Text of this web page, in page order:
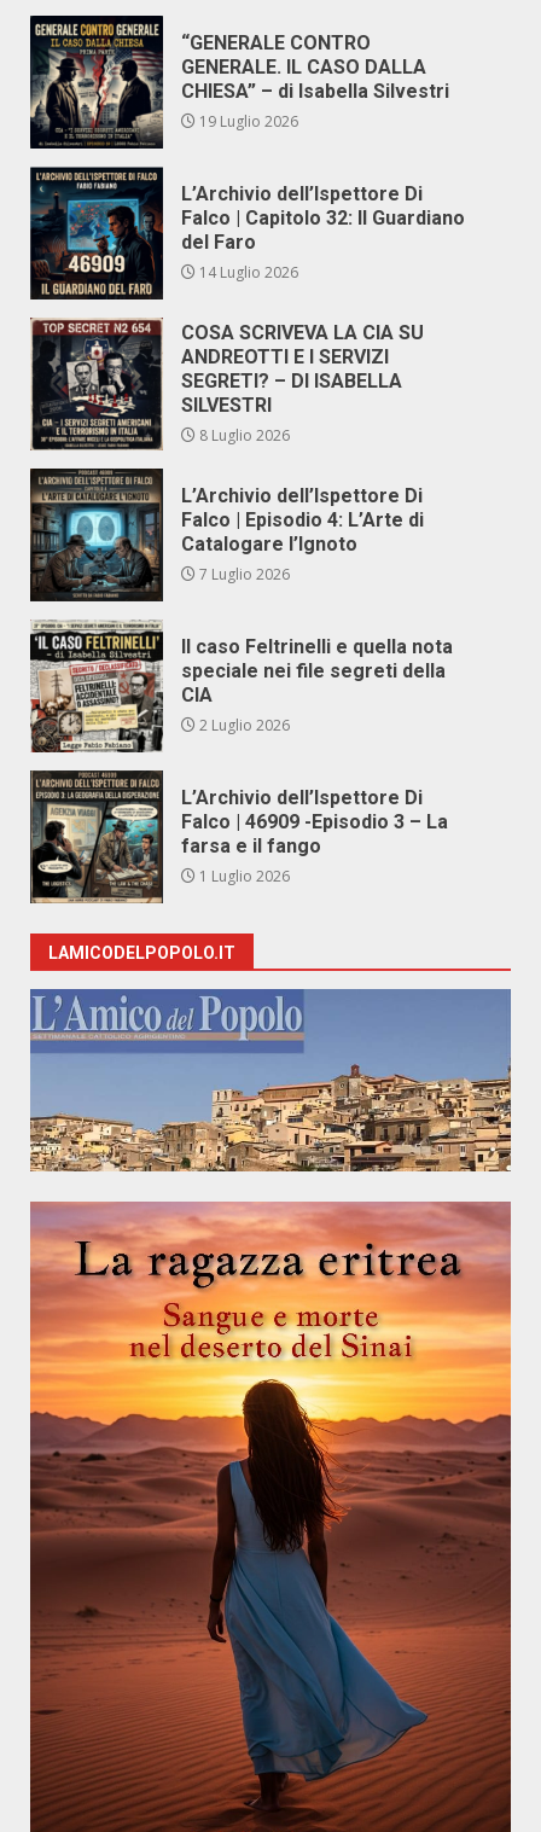
“GENERALE CONTRO
GENERALE. IL CASO DALLA
CHIESA” – di Isabella Silvestri
19 Luglio 2026
L’Archivio dell’Ispettore Di
Falco | Capitolo 32: Il Guardiano
del Faro
14 Luglio 2026
COSA SCRIVEVA LA CIA SU
ANDREOTTI E I SERVIZI
SEGRETI? – DI ISABELLA
SILVESTRI
8 Luglio 2026
L’Archivio dell’Ispettore Di
Falco | Episodio 4: L’Arte di
Catalogare l’Ignoto
7 Luglio 2026
Il caso Feltrinelli e quella nota
speciale nei file segreti della
CIA
2 Luglio 2026
L’Archivio dell’Ispettore Di
Falco | 46909 -Episodio 3 – La
farsa e il fango
1 Luglio 2026
LAMICODELPOPOLO.IT